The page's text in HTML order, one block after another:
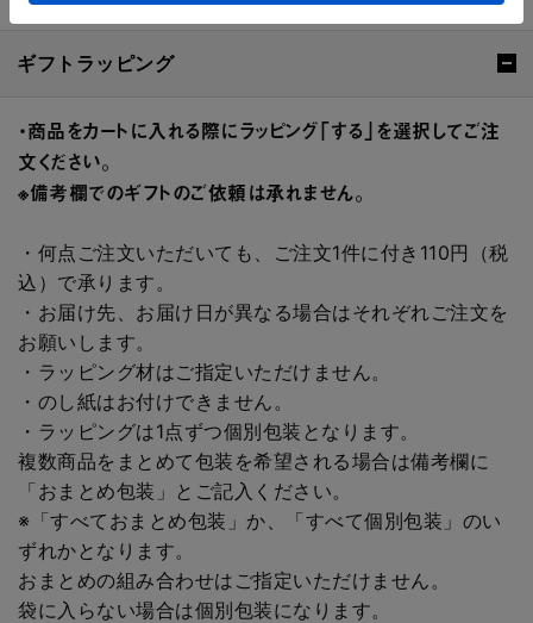
ギフトラッピング
・商品をカートに入れる際にラッピング「する」を選択してご注
文ください。
※備考欄でのギフトのご依頼は承れません。
・何点ご注文いただいても、ご注文1件に付き110円（税
込）で承ります。
・お届け先、お届け日が異なる場合はそれぞれご注文を
お願いします。
・ラッピング材はご指定いただけません。
・のし紙はお付けできません。
・ラッピングは1点ずつ個別包装となります。
複数商品をまとめて包装を希望される場合は備考欄に
「おまとめ包装」とご記入ください。
※「すべておまとめ包装」か、「すべて個別包装」のい
ずれかとなります。
おまとめの組み合わせはご指定いただけません。
袋に入らない場合は個別包装になります。